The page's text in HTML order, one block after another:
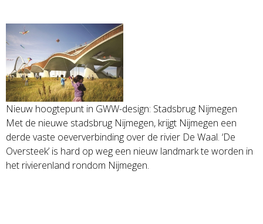
Nieuw hoogtepunt in GWW-design: Stadsbrug Nijmegen
Met de nieuwe stadsbrug Nijmegen, krijgt Nijmegen een
derde vaste oeververbinding over de rivier De Waal. ‘De
Oversteek’ is hard op weg een nieuw landmark te worden in
het rivierenland rondom Nijmegen.